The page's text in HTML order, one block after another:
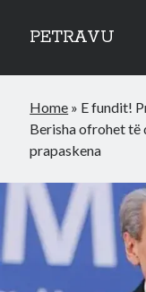
PETRAVU
Sidebar
Bank
Credit Cards
Uncategorized
Home » E fundit!
Berisha ofrohet të
prapaskena